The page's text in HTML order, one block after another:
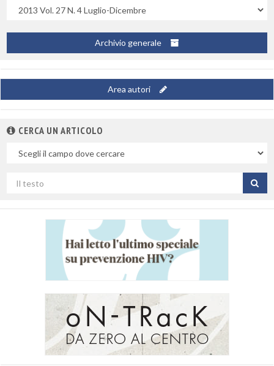
Archivio generale
Area autori
CERCA UN ARTICOLO
campo
per